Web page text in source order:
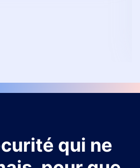
qui ne